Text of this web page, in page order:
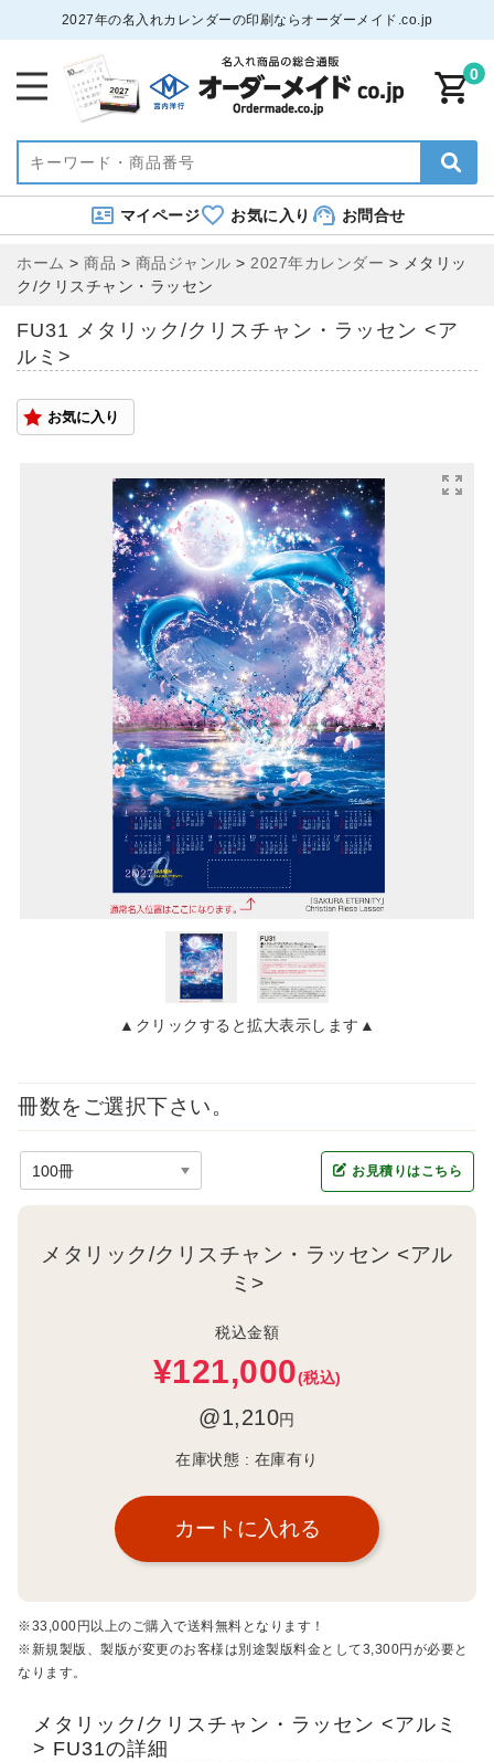
2027年の名入れカレンダーの印刷ならオーダーメイド.co.jp
0
マイページ お気に入り お問合せ
ホーム > 商品 > 商品ジャンル > 2027年カレンダー > メタリッ
ク/クリスチャン・ラッセン
FU31 メタリック/クリスチャン・ラッセン <ア
ルミ>
お気に入り
▲クリックすると拡大表示します▲
冊数をご選択下さい。
お見積りはこちら
メタリック/クリスチャン・ラッセン <アル
ミ>
税込金額
¥121,000(税込)
@1,210円
在庫状態 : 在庫有り
※33,000円以上のご購入で送料無料となります！
※新規製版、製版が変更のお客様は別途製版料金として3,300円が必要と
なります。
メタリック/クリスチャン・ラッセン <アルミ
> FU31の詳細